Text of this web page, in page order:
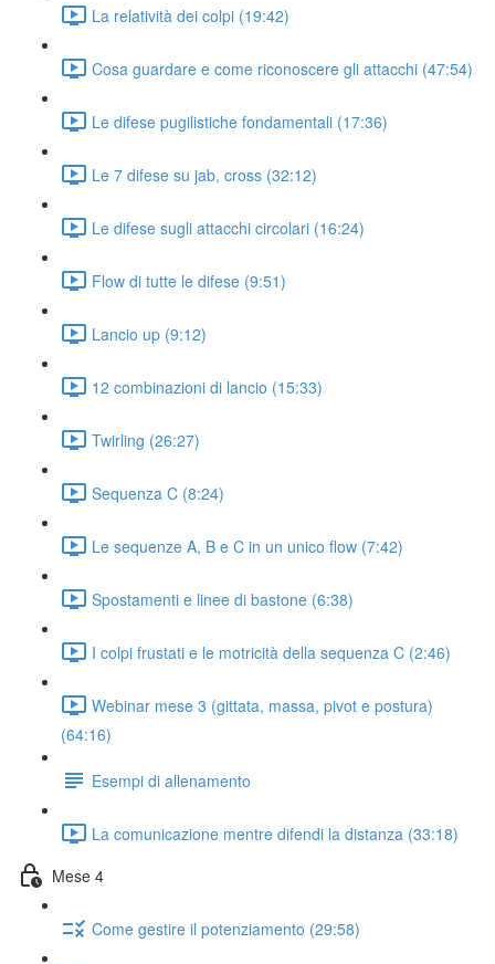
La relatività dei colpi (19:42)
Cosa guardare e come riconoscere gli attacchi (47:54)
Le difese pugilistiche fondamentali (17:36)
Le 7 difese su jab, cross (32:12)
Le difese sugli attacchi circolari (16:24)
Flow di tutte le difese (9:51)
Lancio up (9:12)
12 combinazioni di lancio (15:33)
Twirling (26:27)
Sequenza C (8:24)
Le sequenze A, B e C in un unico flow (7:42)
Spostamenti e linee di bastone (6:38)
I colpi frustati e le motricità della sequenza C (2:46)
Webinar mese 3 (gittata, massa, pivot e postura)
(64:16)
Esempi di allenamento
La comunicazione mentre difendi la distanza (33:18)
Mese 4
Come gestire il potenziamento (29:58)